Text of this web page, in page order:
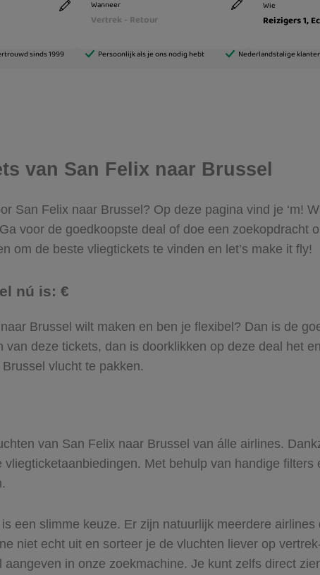
van San Felix naar Brussel
San Felix naar Brussel? Op deze pagina vind je ‘m!
voor de goedkoopste deal of doe een zoekopdracht
om de beste vliegtickets te vinden en let’s make it fly!
nú is: €
Brussel wilt maken en ben je flexibel? Dan is de
deze tickets, dan is doorklikken op deze deal het
vlucht te pakken.
van San Felix naar Brussel van álle airlines.
Met behulp van handige
een slimme keuze. Er zijn natuurlijk meerdere
niet echt uit en sorteer je de vluchten liever op
in onze zoekmachine. Je kunt zelfs direct